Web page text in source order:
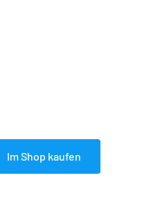
Im Shop kaufen